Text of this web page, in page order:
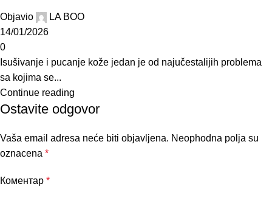
Objavio
LA BOO
14/01/2026
0
Isušivanje i pucanje kože jedan je od najučestalijih problema
sa kojima se...
Continue reading
Ostavite odgovor
Vaša email adresa neće biti objavljena. Neophodna polja su
oznacena *
Коментар *